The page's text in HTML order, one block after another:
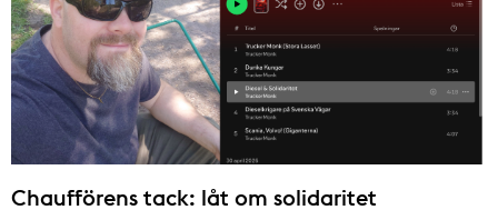
Chaufförens tack: låt om solidaritet